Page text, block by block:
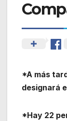
*A más
designará
*Hay 22